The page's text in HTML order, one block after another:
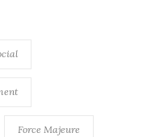
Force Majeure